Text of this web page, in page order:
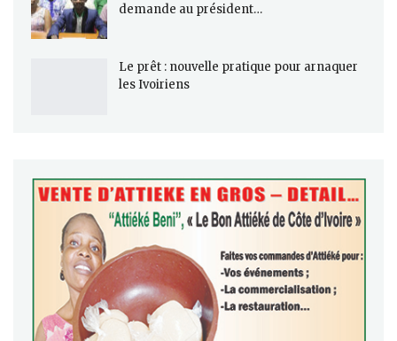
demande au président…
Le prêt : nouvelle pratique pour arnaquer
les Ivoiriens